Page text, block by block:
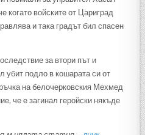
когато войските от Цариград
и така градът бил спасен
за втори път и
убит подло в кошарата си от
на белочерковския Мехмед
че е загинал геройски някъде